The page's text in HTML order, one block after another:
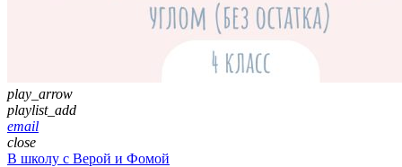
play_arrow
playlist_add
email
close
В школу с Верой и Фомой